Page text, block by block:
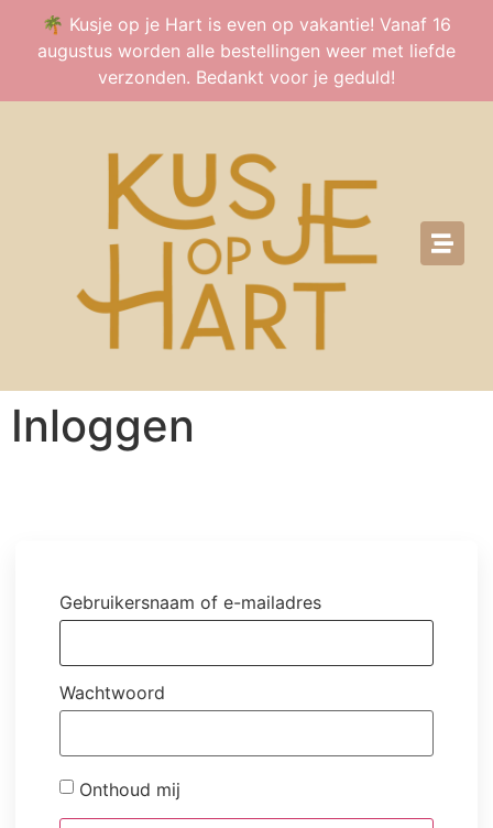
🌴 Kusje op je Hart is even op vakantie! Vanaf 16
augustus worden alle bestellingen weer met liefde
verzonden. Bedankt voor je geduld!
Inloggen
Gebruikersnaam of e-mailadres
Wachtwoord
Onthoud mij